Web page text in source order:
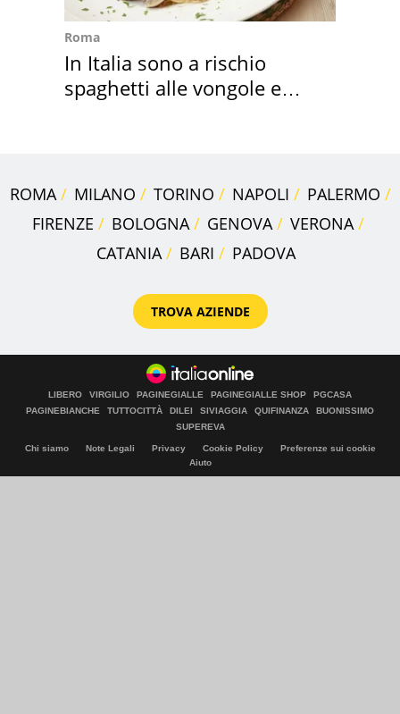
Roma
In Italia sono a rischio
spaghetti alle vongole e
ROMA MILANO TORINO NAPOLI
PALERMO
FIRENZE
BOLOGNA GENOVA
VERONA
CATANIA
BARI PADOVA
TROVA AZIENDE
LIBERO VIRGILIO PAGINEGIALLE PAGINEGIALLE SHOP
PGCASA
PAGINEBIANCHE
TUTTOCITTÀ DILEI SIVIAGGIA QUIFINANZA
BUONISSIMO
SUPEREVA
Chi siamo Note Legali Privacy Cookie Policy
Preferenze sui cookie
Aiuto